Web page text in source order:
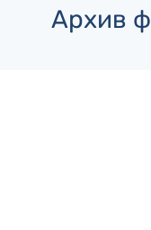
Архив